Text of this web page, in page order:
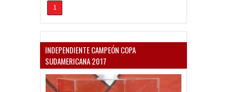
1
INDEPENDIENTE CAMPEÓN COPA
SUDAMERICANA 2017